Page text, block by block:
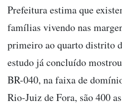
Prefeitura estima que
famílias vivendo nas
primeiro ao quarto distrito
estudo já concluído
BR-040, na faixa de
Rio-Juiz de Fora, são 400